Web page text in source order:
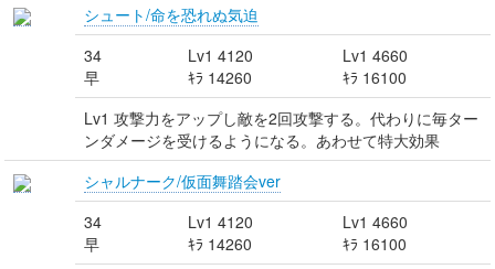
シュート/命を恐れぬ気迫
34
早
Lv1 4120
ｷﾗ 14260
Lv1 4660
ｷﾗ 16100
Lv1 攻撃力をアップし敵を2回攻撃する。代わりに毎ター
ンダメージを受けるようになる。あわせて特大効果
シャルナーク/仮面舞踏会ver
34
早
Lv1 4120
ｷﾗ 14260
Lv1 4660
ｷﾗ 16100